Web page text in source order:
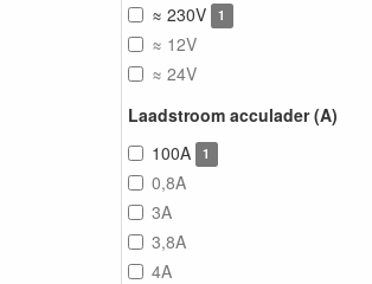
≈ 230V
1
≈ 12V
≈ 24V
Laadstroom acculader (A)
100A
1
0,8A
3A
3,8A
4A